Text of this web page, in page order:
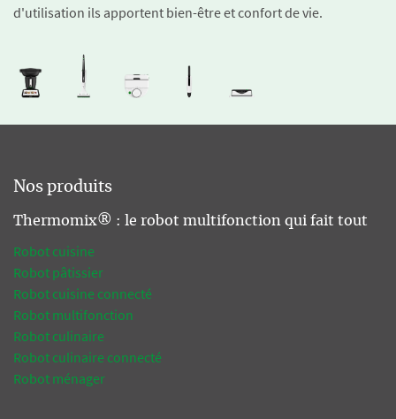
d'utilisation ils apportent bien-être et confort de vie.
Nos produits
Thermomix® : le robot multifonction qui fait tout
Robot cuisine
Robot pâtissier
Robot cuisine connecté
Robot multifonction
Robot culinaire
Robot culinaire connecté
Robot ménager